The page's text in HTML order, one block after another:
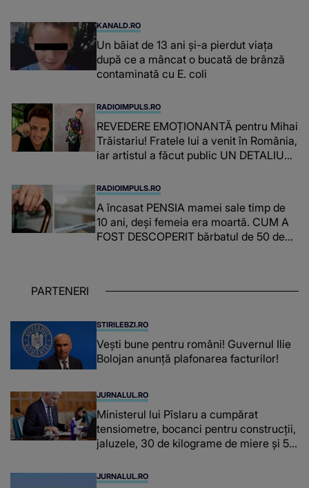
KANALD.RO
Un băiat de 13 ani și-a pierdut viața
după ce a mâncat o bucată de brânză
contaminată cu E. coli
RADIOIMPULS.RO
REVEDERE EMOȚIONANTĂ pentru Mihai
Trăistariu! Fratele lui a venit în România,
iar artistul a făcut public UN DETALIU
ce spuneți ? Să se..."
RADIOIMPULS.RO
A încasat PENSIA mamei sale timp de
10 ani, deși femeia era moartă. CUM A
FOST DESCOPERIT bărbatul de 50 de
PARTENERI
STIRILEBZI.RO
Vești bune pentru români! Guvernul Ilie
Bolojan anunță plafonarea facturilor!
JURNALUL.RO
Ministerul lui Pîslaru a cumpărat
tensiometre, bocanci pentru construcții,
jaluzele, 30 de kilograme de miere și 50
JURNALUL.RO